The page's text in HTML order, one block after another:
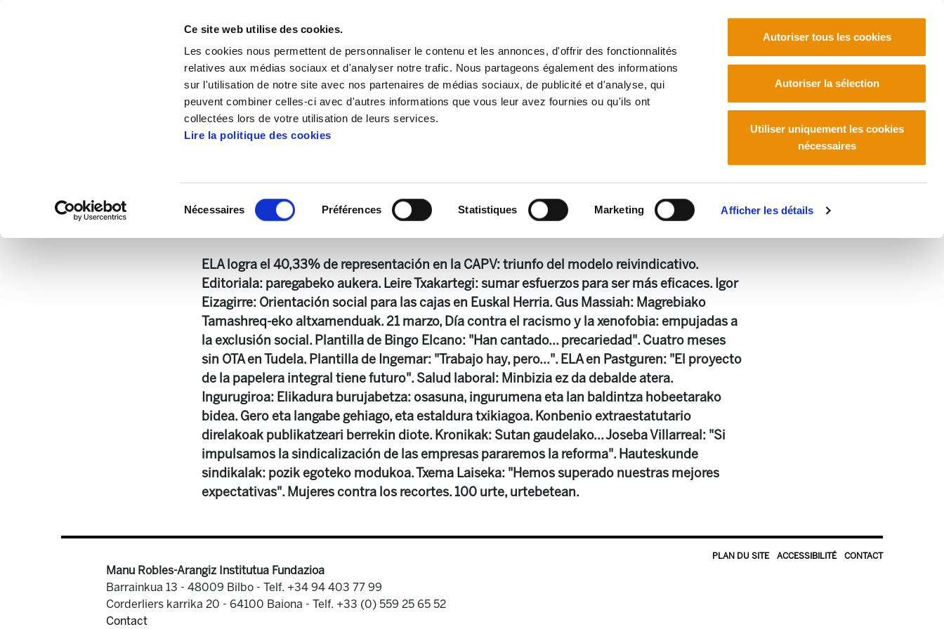
Ce site web utilise des cookies.
Les cookies nous permettent de personnaliser le contenu et les annonces, d'offrir des fonctionnalités
relatives aux médias sociaux et d'analyser notre trafic. Nous partageons également des informations
sur l'utilisation de notre site avec nos partenaires de médias sociaux, de publicité et d'analyse, qui
peuvent combiner celles-ci avec d'autres informations que vous leur avez fournies ou qu'ils ont
collectées lors de votre utilisation de leurs services.
Lire la politique des cookies
Nécessaires Préférences Statistiques Marketing Afficher les détails
Autoriser tous les cookies
Autoriser la sélection
Utiliser uniquement les cookies
nécessaires
Publications Landeia Landeia 171
Landeia 171.pdf
ELA logra el 40,33% de representación en la CAPV: triunfo del modelo reivindicativo.
Editoriala: paregabeko aukera. Leire Txakartegi: sumar esfuerzos para ser más eficaces. Igor
Eizagirre: Orientación social para las cajas en Euskal Herria. Gus Massiah: Magrebiako
Tamashreq-eko altxamenduak. 21 marzo, Día contra el racismo y la xenofobia: empujadas a
la exclusión social. Plantilla de Bingo Elcano: "Han cantado... precariedad". Cuatro meses
sin OTA en Tudela. Plantilla de Ingemar: "Trabajo hay, pero...". ELA en Pastguren: "El proyecto
de la papelera integral tiene futuro". Salud laboral: Minbizia ez da debalde atera.
Ingurugiroa: Elikadura burujabetza: osasuna, ingurumena eta lan baldintza hobeetarako
bidea. Gero eta langabe gehiago, eta estaldura txikiagoa. Konbenio extraestatutario
direlakoak publikatzeari berrekin diote. Kronikak: Sutan gaudelako... Joseba Villarreal: "Si
impulsamos la sindicalización de las empresas pararemos la reforma". Hauteskunde
sindikalak: pozik egoteko modukoa. Txema Laiseka: "Hemos superado nuestras mejores
expectativas". Mujeres contra los recortes. 100 urte, urtebetean.
PLAN DU SITE ACCESSIBILITÉ CONTACT
Manu Robles-Arangiz Institutua Fundazioa
Barrainkua 13 - 48009 Bilbo - Telf. +34 94 403 77 99
Corderliers karrika 20 - 64100 Baiona - Telf. +33 (0) 559 25 65 52
Contact